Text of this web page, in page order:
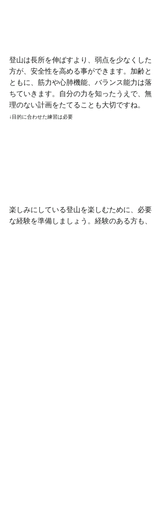
登山は長所を伸ばすより、弱点を少なくした
方が、安全性を高める事ができます。加齢と
ともに、筋力や心肺機能、バランス能力は落
ちていきます。自分の力を知ったうえで、無
理のない計画をたてることも大切ですね。
↓目的に合わせた練習は必要
楽しみにしている登山を楽しむために、必要
な経験を準備しましょう。経験のある方も、